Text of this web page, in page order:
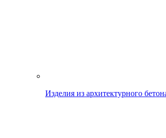
Изделия из архитектурного